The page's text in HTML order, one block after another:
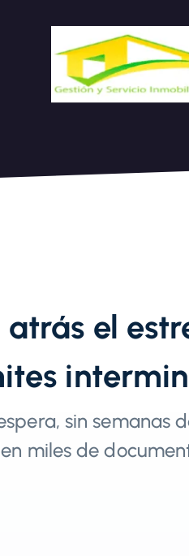
atrás el
sin semanas
miles de